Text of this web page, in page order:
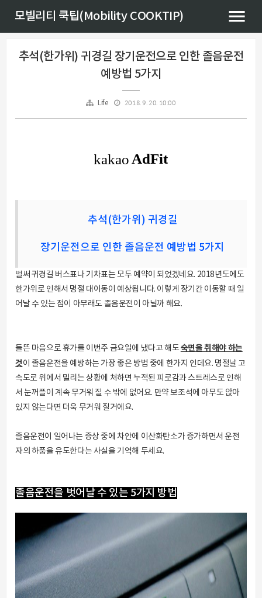
모빌리티 쿡팁(Mobility COOKTIP)
추석(한가위) 귀경길 장기운전으로 인한 졸음운전
예방법 5가지
Life 2018. 9. 20. 10:00
추석(한가위) 귀경길
장기운전으로 인한 졸음운전 예방법 5가지
벌써 귀경길 버스표나 기차표는 모두 예약이 되었겠네요. 2018년도에도
한가위로 인해서 명절 대이동이 예상됩니다. 이렇게 장기간 이동할 때 일
어날 수 있는 점이 아무래도 졸음운전이 아닐까 해요.
들뜬 마음으로 휴가를 이번주 금요일에 냈다고 해도숙면을 취해야 하는
것이 졸음운전을 예방하는 가장 좋은 방법 중에 한가지 인데요. 명절날 고
속도로 위에서 밀리는 상황에 처하면 누적된 피로감과 스트레스로 인해
서 눈꺼플이 계속 무거워 질 수 밖에 없어요. 만약 보조석에 아무도 앉아
있지 않는다면 더욱 무거워 질거에요.
졸음운전이 일어나는 증상 중에 차안에 이산화탄소가 증가하면서 운전
자의 하품을 유도한다는 사실을 기억해 두세요.
졸음운전을 벗어날 수 있는 5가지 방법